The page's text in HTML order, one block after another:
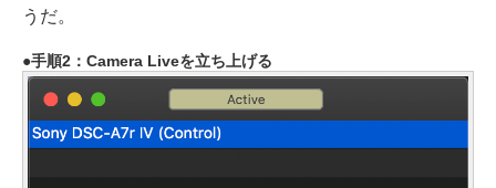
うだ。
手順2：Camera Liveを立ち上げる